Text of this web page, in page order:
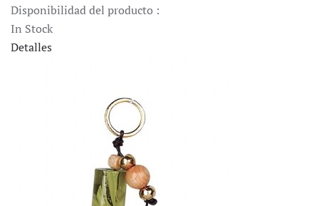
Disponibilidad del producto :
In Stock
Detalles